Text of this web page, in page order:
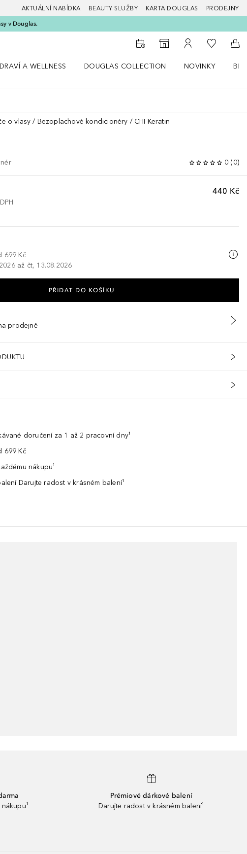
AKTUÁLNÍ NABÍDKA BEAUTY SLUŽBY KARTA DOUGLAS PRODEJNY
v Douglas.
K vyhledávači prodejen
K mému účtu
K mému
Do
A WELLNESS
DOUGLAS COLLECTION
NOVINKY
o vlasy Bezoplachové kondicionéry CHI Keratin
0 (0)
440 Kč
699 Kč
až čt, 13.08.2026
PŘIDAT DO KOŠÍKU
prodejně
doručení za 1 až 2 pracovní dny¹
699 Kč
nákupu¹
Darujte radost v krásném balení¹
Prémiové dárkové balení
Darujte radost v krásném balení¹